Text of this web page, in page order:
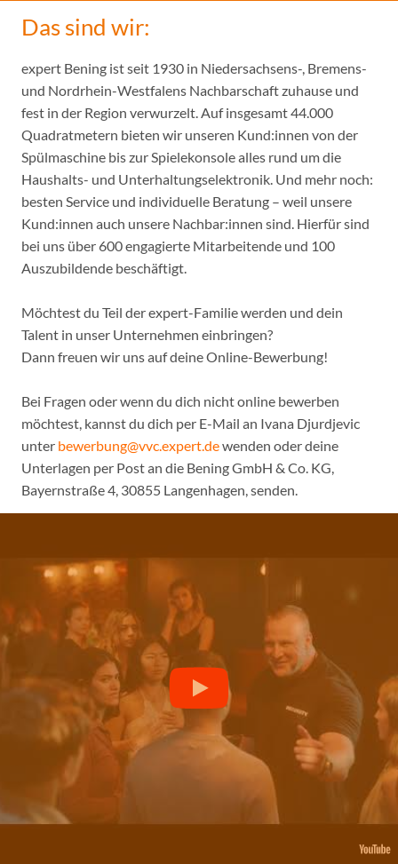
Das sind wir:
expert Bening ist seit 1930 in Niedersachsens-, Bremens-
und Nordrhein-Westfalens Nachbarschaft zuhause und
fest in der Region verwurzelt. Auf insgesamt 44.000
Quadratmetern bieten wir unseren Kund:innen von der
Spülmaschine bis zur Spielekonsole alles rund um die
Haushalts- und Unterhaltungselektronik. Und mehr noch:
besten Service und individuelle Beratung – weil unsere
Kund:innen auch unsere Nachbar:innen sind. Hierfür sind
bei uns über 600 engagierte Mitarbeitende und 100
Auszubildende beschäftigt.
Möchtest du Teil der expert-Familie werden und dein
Talent in unser Unternehmen einbringen?
Dann freuen wir uns auf deine Online-Bewerbung!
Bei Fragen oder wenn du dich nicht online bewerben
möchtest, kannst du dich per E-Mail an Ivana Djurdjevic
unter bewerbung@vvc.expert.dewenden oder deine
Unterlagen per Post an die Bening GmbH & Co. KG,
Bayernstraße 4, 30855 Langenhagen, senden.